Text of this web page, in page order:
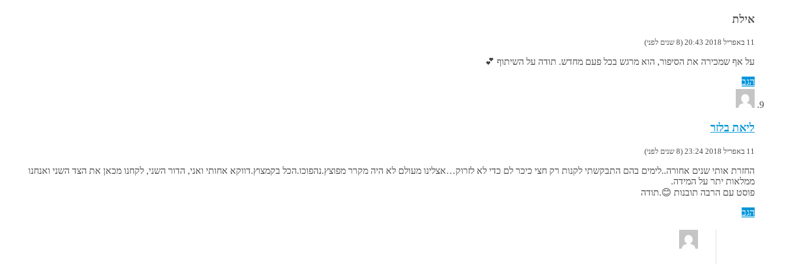
אילת
11 באפריל 2018 20:43 (8 שנים לפני)
על אף שמכירה את הסיפור, הוא מרגש בכל פעם מחדש. תודה על השיתוף 💕
הגב
ליאת בלזר
11 באפריל 2018 23:24 (8 שנים לפני)
החזרת אותי שנים אחורה..לימים בהם התבקשתי לקנות רק חצי כיכר לם כדי לא לזרוק…אצלינו מעולם לא היה מקרר מפוצץ.נהפוכו.הכל בקמצוץ.דווקא אחותי ואני, הדור השני, לקחנו מכאן את הצד השני ואנחנו
ממלאות יתר על המידה.
פוסט עם הרבה תובנות 😊.תודה
הגב